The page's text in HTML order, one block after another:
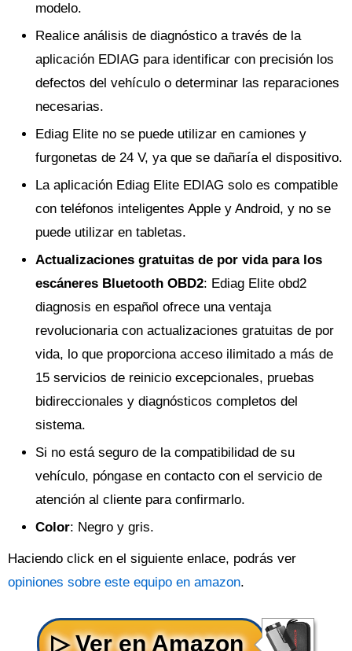
modelo.
Realice análisis de diagnóstico a través de la
aplicación EDIAG para identificar con precisión los
defectos del vehículo o determinar las reparaciones
necesarias.
Ediag Elite no se puede utilizar en camiones y
furgonetas de 24 V, ya que se dañaría el dispositivo.
La aplicación Ediag Elite EDIAG solo es compatible
con teléfonos inteligentes Apple y Android, y no se
puede utilizar en tabletas.
Actualizaciones gratuitas de por vida para los
escáneres Bluetooth OBD2: Ediag Elite obd2
diagnosis en español ofrece una ventaja
revolucionaria con actualizaciones gratuitas de por
vida, lo que proporciona acceso ilimitado a más de
15 servicios de reinicio excepcionales, pruebas
bidireccionales y diagnósticos completos del
sistema.
Si no está seguro de la compatibilidad de su
vehículo, póngase en contacto con el servicio de
atención al cliente para confirmarlo.
Color: Negro y gris.
Haciendo click en el siguiente enlace, podrás ver
opiniones sobre este equipo en amazon.